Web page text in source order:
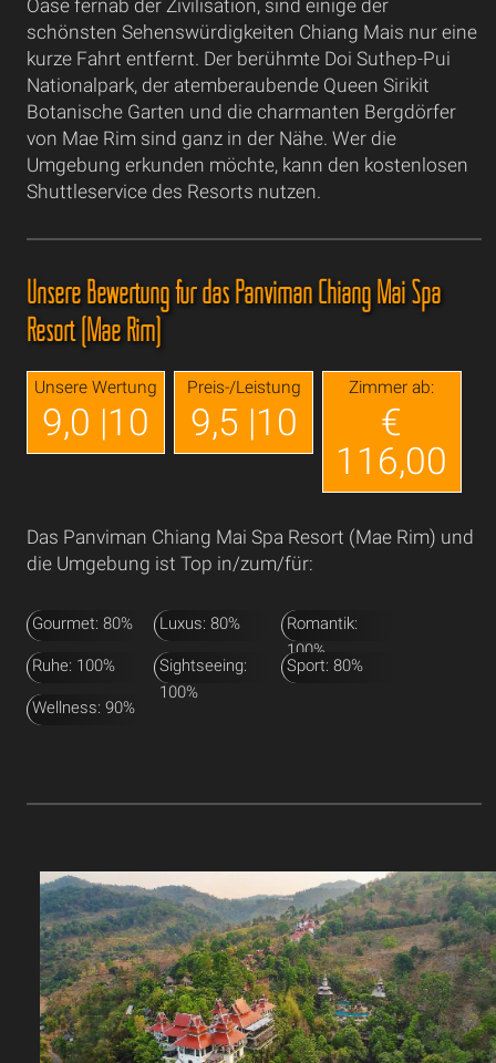
Oase fernab der Zivilisation, sind einige der
schönsten Sehenswürdigkeiten Chiang Mais nur eine
kurze Fahrt entfernt. Der berühmte Doi Suthep-Pui
Nationalpark, der atemberaubende Queen Sirikit
Botanische Garten und die charmanten Bergdörfer
von Mae Rim sind ganz in der Nähe. Wer die
Umgebung erkunden möchte, kann den kostenlosen
Shuttleservice des Resorts nutzen.
Unsere Bewertung für das Panviman Chiang Mai Spa
Resort (Mae Rim)
Unsere Wertung
9,0 |10
Preis-/Leistung
9,5 |10
Zimmer ab:
€
116,00
Das Panviman Chiang Mai Spa Resort (Mae Rim) und
die Umgebung ist Top in/zum/für:
Gourmet: 80% Luxus: 80%
Romantik:
100%
Ruhe: 100%
Sightseeing:
100%
Sport: 80%
Wellness: 90%